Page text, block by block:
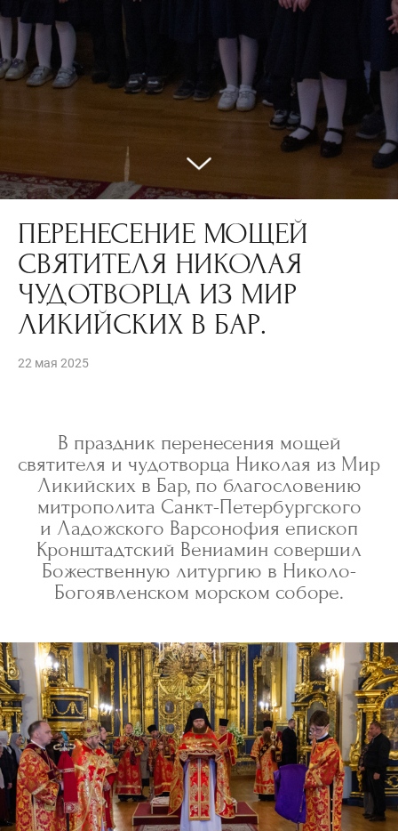
ПЕРЕНЕСЕНИЕ МОЩЕЙ
СВЯТИТЕЛЯ НИКОЛАЯ
ЧУДОТВОРЦА ИЗ МИР
ЛИКИЙСКИХ В БАР.
22 мая 2025
В праздник перенесения мощей
святителя и чудотворца Николая из Мир
Ликийских в Бар, по благословению
митрополита Санкт-Петербургского
и Ладожского Варсонофия епископ
Кронштадтский Вениамин совершил
Божественную литургию в Николо-
Богоявленском морском соборе.